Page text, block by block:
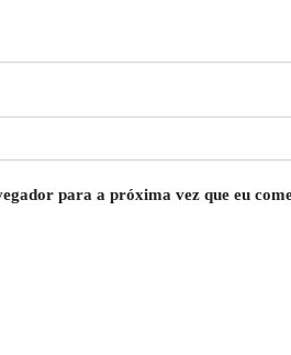
para a próxima vez que eu